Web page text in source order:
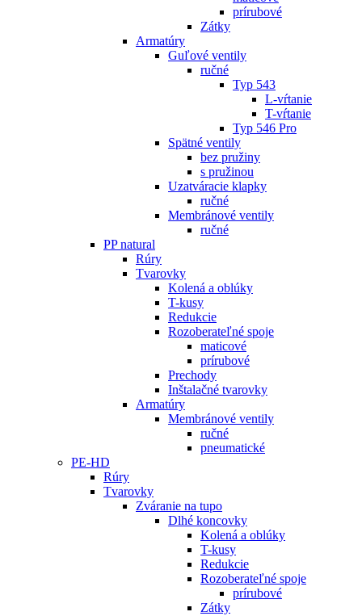
prírubové
Zátky
Armatúry
Guľové ventily
ručné
Typ 543
L-vŕtanie
T-vŕtanie
Typ 546 Pro
Spätné ventily
bez pružiny
s pružinou
Uzatváracie klapky
ručné
Membránové ventily
ručné
PP natural
Rúry
Tvarovky
Kolená a oblúky
T-kusy
Redukcie
Rozoberateľné spoje
maticové
prírubové
Prechody
Inštalačné tvarovky
Armatúry
Membránové ventily
ručné
pneumatické
PE-HD
Rúry
Tvarovky
Zváranie na tupo
Dlhé koncovky
Kolená a oblúky
T-kusy
Redukcie
Rozoberateľné spoje
prírubové
Zátky